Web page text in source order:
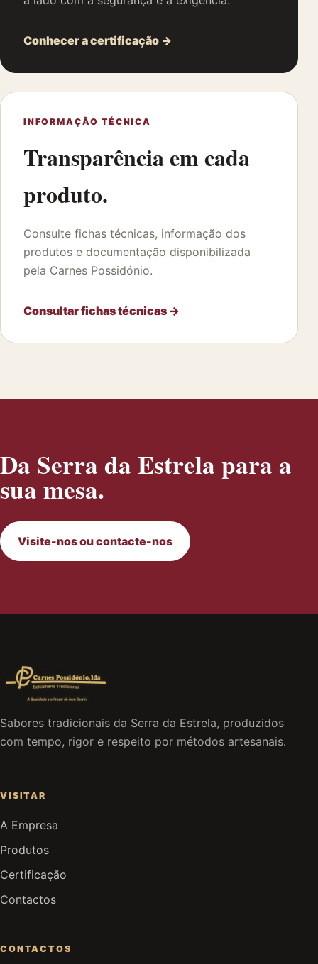
Conhecer a certificação →
INFORMAÇÃO TÉCNICA
Transparência em cada
produto.
Consulte fichas técnicas, informação dos
produtos e documentação disponibilizada
pela Carnes Possidónio.
Consultar fichas técnicas →
Da Serra da Estrela para a
sua mesa.
Visite-nos ou contacte-nos
Sabores tradicionais da Serra da Estrela, produzidos
com tempo, rigor e respeito por métodos artesanais.
VISITAR
A Empresa
Produtos
Certificação
Contactos
CONTACTOS